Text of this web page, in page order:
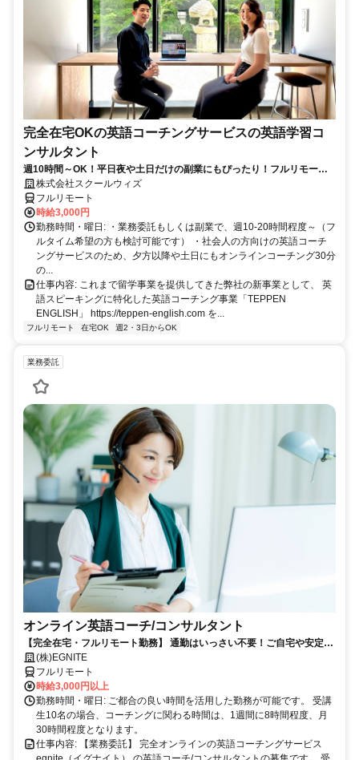
完全在宅OKの英語コーチングサービスの英語学習コ
ンサルタント
週10時間～OK！平日夜や土日だけの副業にもぴったり！フルリモート
OKなので世界のどこからでも働けます！
株式会社スクールウィズ
フルリモート
時給3,000円
勤務時間・曜日: ・業務委託もしくは副業で、週10-20時間程度～（フ
ルタイム希望の方も検討可能です） ・社会人の方向けの英語コーチ
ングサービスのため、夕方以降や土日にもオンラインコーチング30分
の...
仕事内容: これまで留学事業を提供してきた弊社の新事業として、 英
語スピーキングに特化した英語コーチング事業「TEPPEN
ENGLISH」 https://teppen-english.com を...
フルリモート 在宅OK 週2・3日からOK
業務委託
オンライン英語コーチ/コンサルタント
【完全在宅・フルリモート勤務】 通勤はいっさい不要！ご自宅や安定し
たネット環境が あるお好きな場所から、時間を有効活用して勤務いただ
けます。
(株)EGNITE
フルリモート
時給3,000円以上
勤務時間・曜日: ご都合の良い時間を活用した勤務が可能です。 受講
生10名の場合、コーチングに関わる時間は、1週間に8時間程度、月
30時間程度となります。
仕事内容: 【業務委託】 完全オンラインの英語コーチングサービス